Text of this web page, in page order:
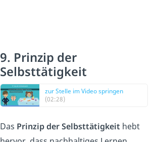
9. Prinzip der
Selbsttätigkeit
zur Stelle im Video springen
(02:28)
Das Prinzip der Selbsttätigkeit hebt